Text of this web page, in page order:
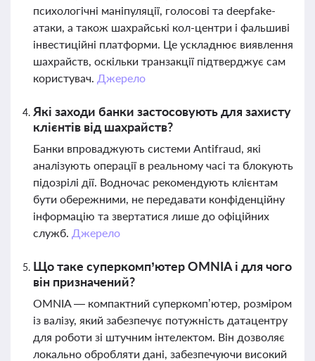
психологічні маніпуляції, голосові та deepfake-
атаки, а також шахрайські кол-центри і фальшиві
інвестиційні платформи. Це ускладнює виявлення
шахрайств, оскільки транзакції підтверджує сам
користувач. Джерело
Які заходи банки застосовують для захисту
клієнтів від шахрайств?
Банки впроваджують системи Antifraud, які
аналізують операції в реальному часі та блокують
підозрілі дії. Водночас рекомендують клієнтам
бути обережними, не передавати конфіденційну
інформацію та звертатися лише до офіційних
служб. Джерело
Що таке суперкомп’ютер OMNIA і для чого
він призначений?
OMNIA — компактний суперкомп’ютер, розміром
із валізу, який забезпечує потужність датацентру
для роботи зі штучним інтелектом. Він дозволяє
локально обробляти дані, забезпечуючи високий